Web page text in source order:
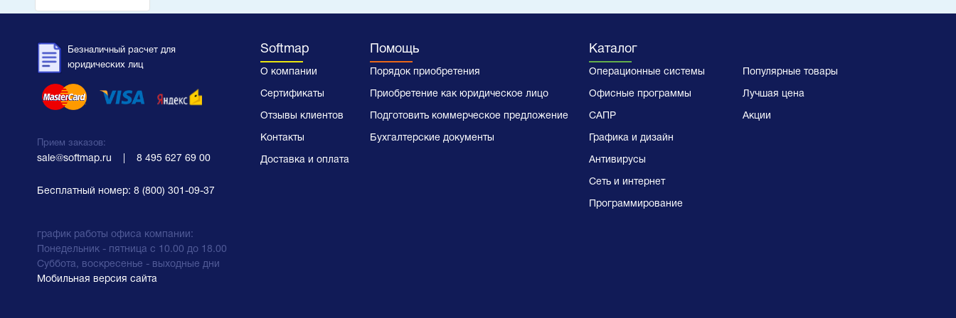
Безналичный расчет для
юридических лиц
Прием заказов:
sale@softmap.ru 8 495 627 69 00
Бесплатный номер: 8 (800) 301-09-37
график работы офиса компании:
Понедельник - пятница с 10.00 до 18.00
Суббота, воскресенье - выходные дни
Softmap
О компании
Сертификаты
Отзывы клиентов
Контакты
Доставка и оплата
Помощь
Порядок приобретения
Приобретение как юридическое лицо
Подготовить коммерческое предложение
Бухгалтерские документы
Каталог
Операционные системы
Офисные программы
САПР
Графика и дизайн
Антивирусы
Сеть и интернет
Программирование
Популярные товары
Лучшая цена
Акции
Мобильная версия сайта